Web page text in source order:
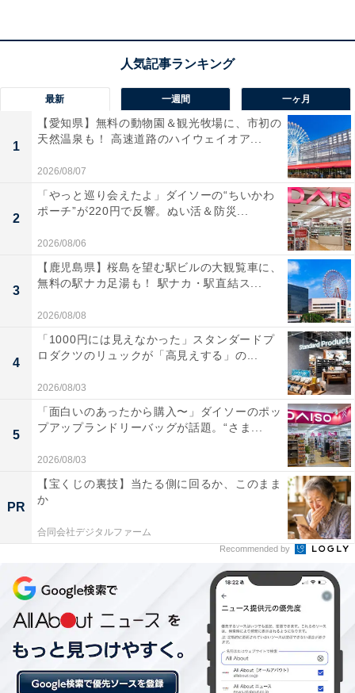
所在地：静岡県熱海市東海岸町6番53号
大人1名：5720円
※料金は公式Webサイト参考価格
※プラン・部屋により価格は変動します
チェックイン・チェックアウト
チェックイン：15:00から
チェックアウト：11:00まで
※プランにより時間が異なる可能性があります
あわせて読みたい
【静岡県の人気ホテル】「熱海シーサイドス
パ＆リゾート」は全室オーシャンビューの開
放感あふれるホテル
最新 一週間 一ヶ月
1
【愛知県】無料の動物園＆観光牧場に、市初の
天然温泉も！ 高速道路のハイウェイオア...
2026/08/07
2
「やっと巡り会えたよ」ダイソーの“ちいかわ
ポーチ”が220円で反響。ぬい活＆防災...
2026/08/06
3
【鹿児島県】桜島を望む駅ビルの大観覧車に、
無料の駅ナカ足湯も！ 駅ナカ・駅直結ス...
2026/08/08
4
「1000円には見えなかった」スタンダードプ
ロダクツのリュックが「高見えする」の...
2026/08/03
5
「面白いのあったから購入〜」ダイソーのポッ
プアップランドリーバッグが話題。“さま...
2026/08/03
PR
【宝くじの裏技】当たる側に回るか、このまま
か
合同会社デジタルファーム
Recommended by